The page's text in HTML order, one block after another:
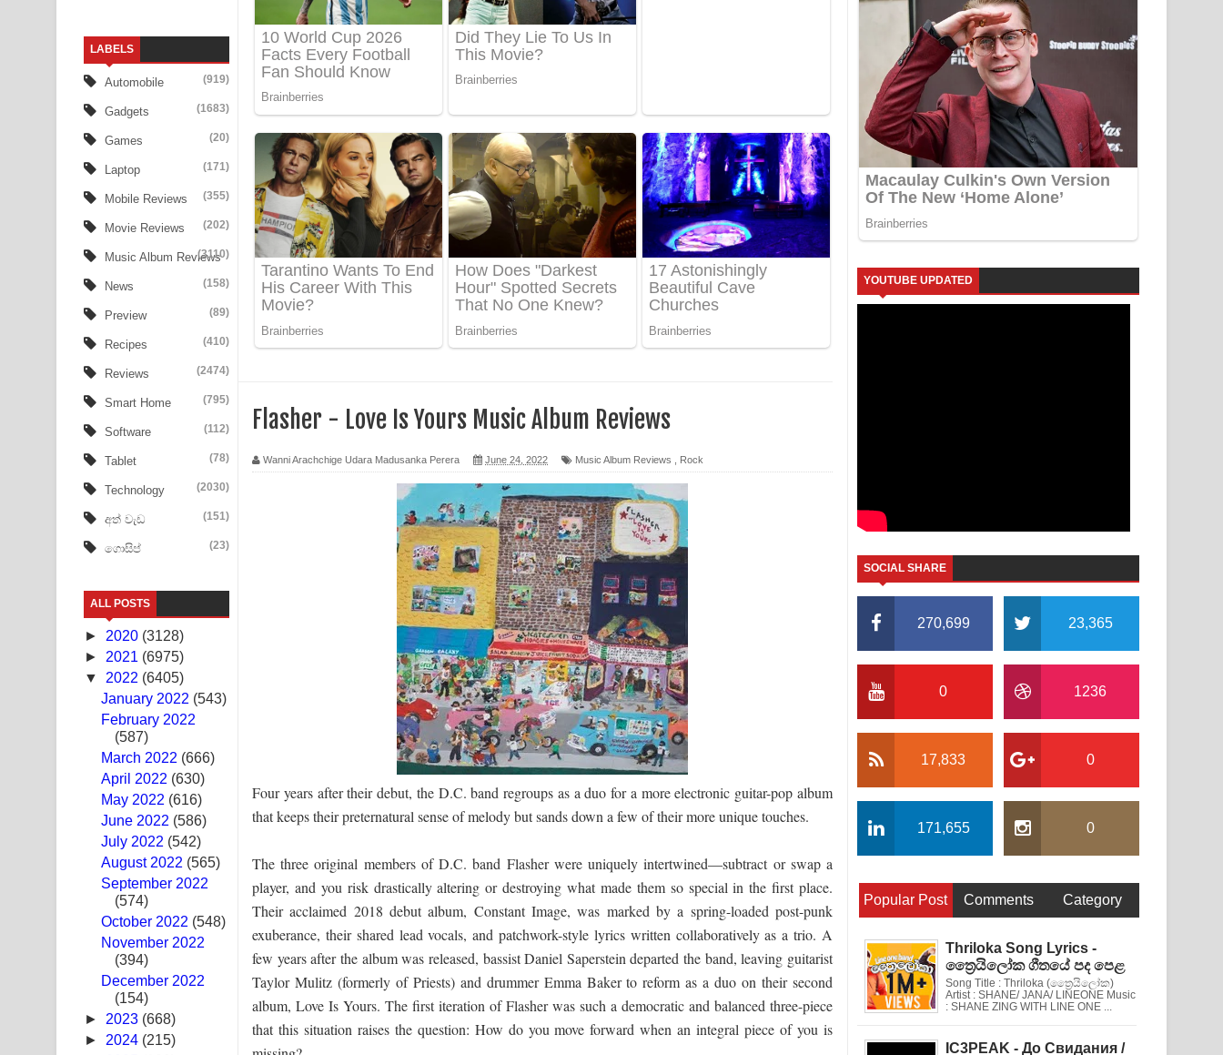
Adare Wadi Nisa Song Lyrics - ආදරේ වැඩි නිසා ගීතයේ පද පෙළ
UNUHUMA Song Lyrics - උණුහුම ගීතයේ පද පෙළ
Katakara Song Lyrics - කටකාර ගීතයේ පද පෙළ
Tharu Yaye Dilena Song Lyrics - තරු යායේ දිලෙනා ගීතයේ පද පෙළ
Ow Man Sosa Song Lyrics - ඔව් මං සෝසා ගීතයේ පද පෙළ
Heavy Weight Song Lyrics
Aye Lanweela Song Lyrics - ආයේ ලංවීලා ගීතයේ පද පෙළ
Ala purannata Song Lyrics - ආල පුරන්නට ගීතයේ පද පෙළ
Apa Hamuwee Song Lyrics - අප හමුවී ගීතයේ පද පෙළ
PATHINIYE Song Lyrics - පතිනියනේ ගීතයේ පද පෙළ
Sorry Sir Song Lyrics - සොරි සර් ගීතයේ පද පෙළ
Mathaka Aluthin Liyanna Song Lyrics - මතක අලුතින් ලියන්න ගීතයේ පද පෙළ
Sandak Awith Song Lyrics - සඳක් ඇවිත් ගීතයේ පද පෙළ
Swetha Sande Song Lyrics - ශ්වේත සඳේ ගීතයේ පද පෙළ
Ma Igili Giya Lyrics - මා ඉගිලී ගියා ගීතයේ පද පෙළ
Ras Balan Song Lyrics - රැස් බලන් ගීතයේ පද පෙළ
Hoda sihiyen Song Lyrics - හොද සිහියෙන් ගීතයේ පද පෙළ
Pa Sina Song Lyrics - පෑ සිනා ගීතයේ පද පෙළ
Pemwanthiye Song Lyrics - පෙම්වන්තියේ ගීතයේ පද පෙළ
Manobhawa Song Lyrics - මනෝභව ගීතයේ පද පෙළ
Akahe Indala Song Lyrics - ආකාහේ ඉඳලා ගීතයේ පද පෙළ
Raawaya Song Lyrics - රාවය ගීතයේ පද පෙළ
Saddeta Denna Song Lyrics - සද්දෙට දෙන්න ගීතයේ පද පෙළ
Kaalaya Song Lyrics - කාලය ගීතයේ පද පෙළ
Aramuna Song Lyrics - අරමුණ ගීතයේ පද පෙළ
LABELS
Automobile (919)
Gadgets (1683)
Games (20)
Laptop (171)
Mobile Reviews (355)
Movie Reviews (202)
Music Album Reviews
(3110)
News (158)
Preview (89)
Recipes (410)
Reviews (2474)
Smart Home (795)
Software (112)
Tablet (78)
Technology (2030)
අත් වැඩ (151)
ගොසිප් (23)
ALL POSTS
► 2020 (3128)
► 2021 (6975)
▼ 2022 (6405)
January 2022 (543)
February 2022
(587)
March 2022 (666)
April 2022 (630)
May 2022 (616)
June 2022 (586)
July 2022 (542)
August 2022 (565)
September 2022
(574)
October 2022 (548)
November 2022
(394)
December 2022
(154)
► 2023 (668)
► 2024 (215)
Flasher - Love Is Yours Music Album Reviews
Wanni Arachchige Udara Madusanka Perera June 24, 2022 Music Album Reviews Rock
Four years after their debut, the D.C. band regroups as a duo for a more electronic guitar-pop album
that keeps their preternatural sense of melody but sands down a few of their more unique touches.
The three original members of D.C. band Flasher were uniquely intertwined—subtract or swap a
player, and you risk drastically altering or destroying what made them so special in the first place.
Their acclaimed 2018 debut album, Constant Image, was marked by a spring-loaded post-punk
exuberance, their shared lead vocals, and patchwork-style lyrics written collaboratively as a trio. A
few years after the album was released, bassist Daniel Saperstein departed the band, leaving guitarist
Taylor Mulitz (formerly of Priests) and drummer Emma Baker to reform as a duo on their second
album, Love Is Yours. The first iteration of Flasher was such a democratic and balanced three-piece
that this situation raises the question: How do you move forward when an integral piece of you is
YOUTUBE UPDATED
SOCIAL SHARE
270,699 23,365
0 1236
17,833 0
171,655 0
Popular Post Comments Category
Thriloka Song Lyrics -
ත්‍රෛයිලෝක ගීතයේ පද පෙළ
Song Title : Thriloka (ත්‍රෛයිලෝක)
Artist : SHANE/ JANA/ LINEONE Music
: SHANE ZING WITH LINE ONE ...
IC3PEAK - До Свидания /